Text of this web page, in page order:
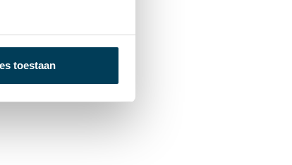
toestaan